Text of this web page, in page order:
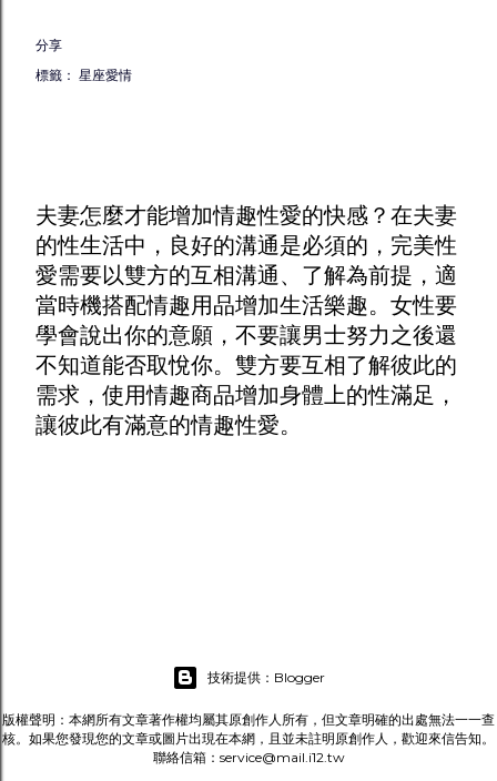
分享
標籤： 星座愛情
夫妻怎麼才能增加情趣性愛的快感？在夫妻
的性生活中，良好的溝通是必須的，完美性
愛需要以雙方的互相溝通、了解為前提，適
當時機搭配情趣用品增加生活樂趣。女性要
學會說出你的意願，不要讓男士努力之後還
不知道能否取悅你。雙方要互相了解彼此的
需求，使用情趣商品增加身體上的性滿足，
讓彼此有滿意的情趣性愛。
技術提供：Blogger
版權聲明：本網所有文章著作權均屬其原創作人所有，但文章明確的出處無法一一查
核。如果您發現您的文章或圖片出現在本網，且並未註明原創作人，歡迎來信告知。
聯絡信箱：service@mail.i12.tw